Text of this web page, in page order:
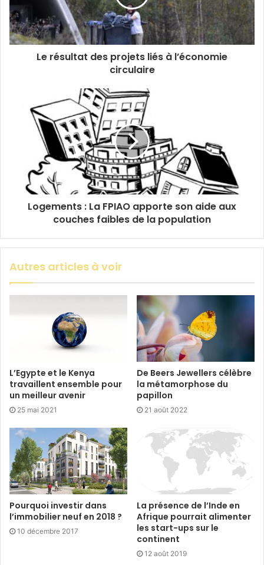
Le résultat des projets liés à l’économie
circulaire
Logements : La FPIAO apporte son aide aux
couches faibles de la population
Autres articles à voir
L’Egypte et le Kenya
travaillent ensemble pour
un meilleur avenir
25 mai 2021
De Beers Jewellers célèbre
la métamorphose du
papillon
21 août 2022
Pourquoi investir dans
l’immobilier neuf en 2018 ?
10 décembre 2017
La présence de l’Inde en
Afrique pourrait alimenter
les start-ups sur le
continent
12 août 2019